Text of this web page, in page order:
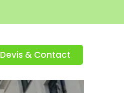
Devis & Contact